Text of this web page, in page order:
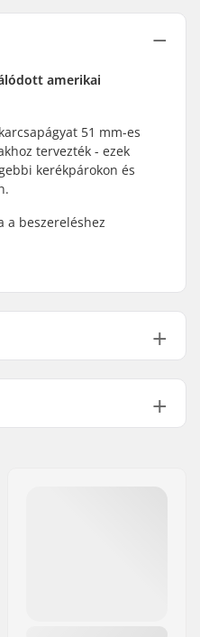
amerikai
51 mm-es
tervezték - ezek
kerékpárokon és
a beszereléshez
Amerikai (AMER)